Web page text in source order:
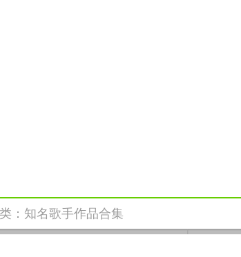
： 知名歌手作品合集